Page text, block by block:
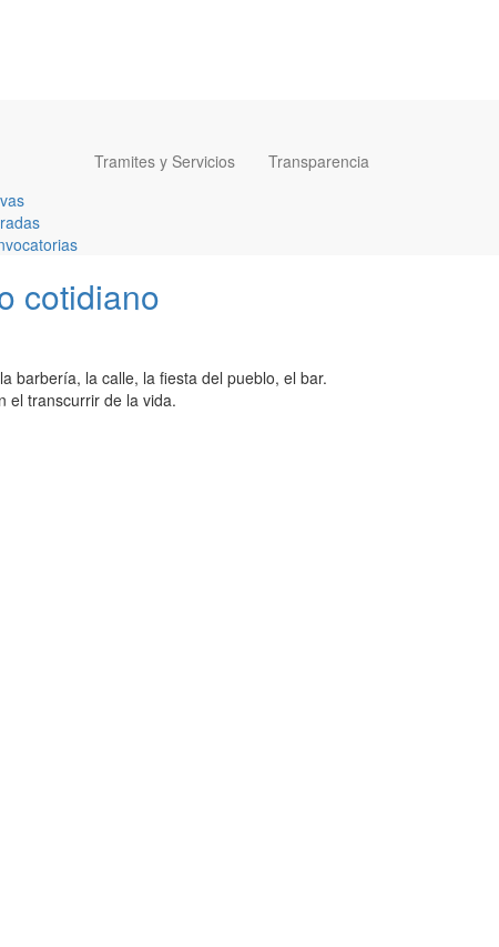
Tramites y Servicios Transparencia
cotidiano
barbería, la calle, la fiesta del pueblo, el bar.
el transcurrir de la vida.